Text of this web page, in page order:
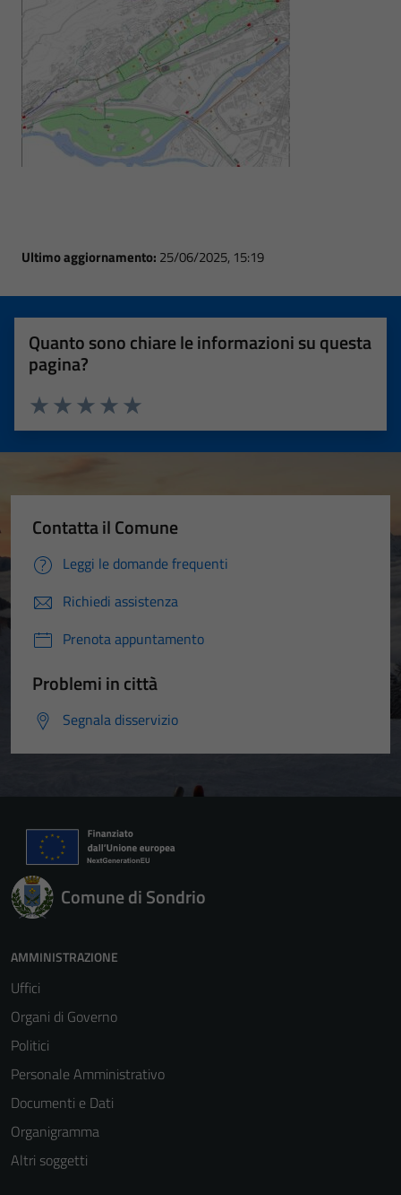
Ultimo aggiornamento: 25/06/2025, 15:19
Quanto sono chiare le informazioni su questa
pagina?
Valuta 5 stelle su 5
Valuta 4 stelle su 5
Valuta 3 stelle su 5
Valuta 2 stelle su 5
Valuta 1 stelle su 5
Contatta il Comune
Leggi le domande frequenti
Richiedi assistenza
Prenota appuntamento
Problemi in città
Segnala disservizio
Comune di Sondrio
AMMINISTRAZIONE
Uffici
Organi di Governo
Politici
Personale Amministrativo
Documenti e Dati
Organigramma
Altri soggetti